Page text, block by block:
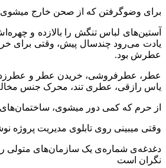
برای وضوگرفتن که از صحن خارج میشوی،
آستین‌های لباس تنگش را بالازده و
یادت می‌‌‌رود چندسال پیش، وقتی برای
عطرش بود.
عطر، عطرفروشی، خریدن عطر و عطرزدن
یاس رازقی، عطری تند، محرک جنس
از حرم که کمی دور میشوی،
وقتی میبینی روی تابلوی مدیریت
دغدغه‌ی شماره‌ی یک سازمان‌های متولی
نگران است